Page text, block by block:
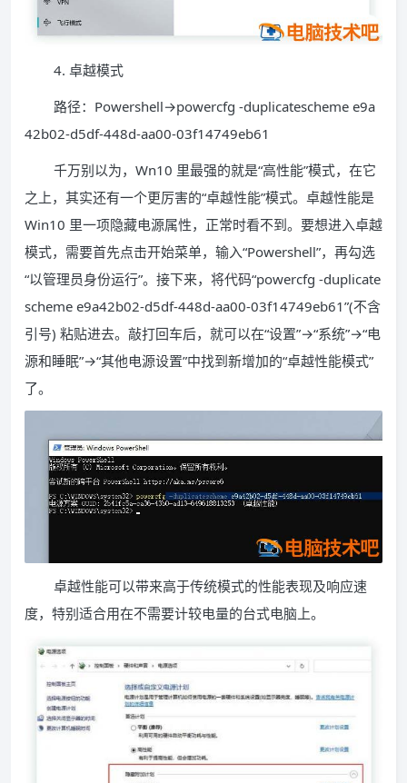
4. 卓越模式
路径：Powershell→powercfg -duplicatescheme e9a
42b02-d5df-448d-aa00-03f14749eb61
千万别以为，Wn10 里最强的就是“高性能”模式，在它
之上，其实还有一个更厉害的“卓越性能”模式。卓越性能是
Win10 里一项隐藏电源属性，正常时看不到。要想进入卓越
模式，需要首先点击开始菜单，输入“Powershell”，再勾选
“以管理员身份运行”。接下来，将代码“powercfg -duplicate
scheme e9a42b02-d5df-448d-aa00-03f14749eb61”(不含
引号) 粘贴进去。敲打回车后，就可以在“设置”→“系统”→“电
源和睡眠”→“其他电源设置”中找到新增加的“卓越性能模式”
了。
卓越性能可以带来高于传统模式的性能表现及响应速
度，特别适合用在不需要计较电量的台式电脑上。